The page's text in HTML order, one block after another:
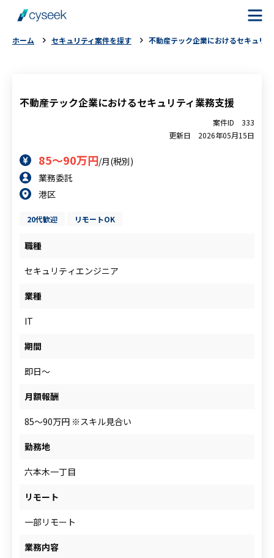
案件を探す
ご利用者様の声
よくある質問
案件について相談
ホーム セキュリティ案件を探す 不動産テック企業におけるセキュリ
不動産テック企業におけるセキュリティ業務支援
案件ID
333
更新日
2026年05月15日
85～90万円/月(税別)
業務委託
港区
20代歓迎 リモートOK
職種
セキュリティエンジニア
業種
IT
期間
即日～
月額報酬
85～90万円 ※スキル見合い
勤務地
六本木一丁目
リモート
一部リモート
業務内容